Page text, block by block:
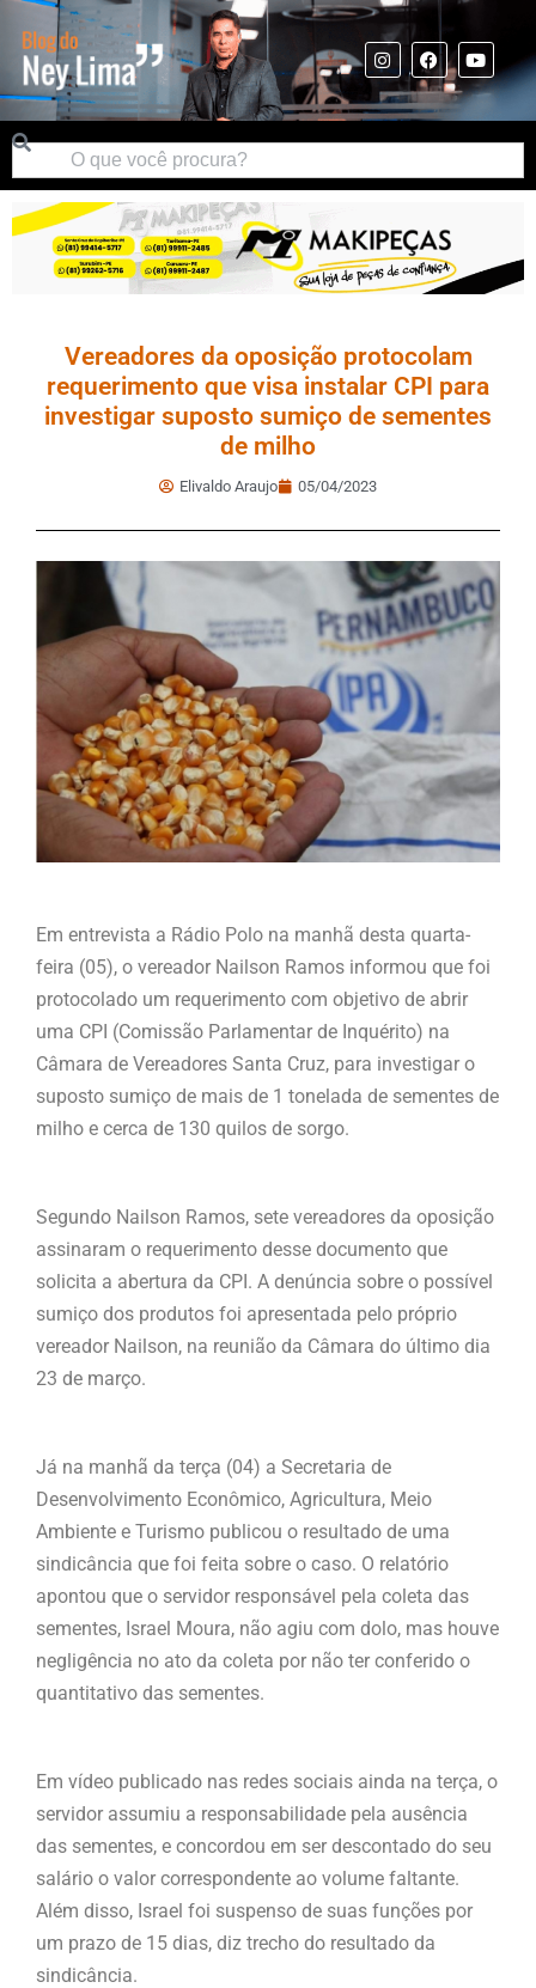
Vereadores da oposição protocolam
requerimento que visa instalar CPI para
investigar suposto sumiço de sementes
de milho
Elivaldo Araujo 05/04/2023
Em entrevista a Rádio Polo na manhã desta quarta-
feira (05), o vereador Nailson Ramos informou que foi
protocolado um requerimento com objetivo de abrir
uma CPI (Comissão Parlamentar de Inquérito) na
Câmara de Vereadores Santa Cruz, para investigar o
suposto sumiço de mais de 1 tonelada de sementes de
milho e cerca de 130 quilos de sorgo.
Segundo Nailson Ramos, sete vereadores da oposição
assinaram o requerimento desse documento que
solicita a abertura da CPI. A denúncia sobre o possível
sumiço dos produtos foi apresentada pelo próprio
vereador Nailson, na reunião da Câmara do último dia
23 de março.
Já na manhã da terça (04) a Secretaria de
Desenvolvimento Econômico, Agricultura, Meio
Ambiente e Turismo publicou o resultado de uma
sindicância que foi feita sobre o caso. O relatório
apontou que o servidor responsável pela coleta das
sementes, Israel Moura, não agiu com dolo, mas houve
negligência no ato da coleta por não ter conferido o
quantitativo das sementes.
Em vídeo publicado nas redes sociais ainda na terça, o
servidor assumiu a responsabilidade pela ausência
das sementes, e concordou em ser descontado do seu
salário o valor correspondente ao volume faltante.
Além disso, Israel foi suspenso de suas funções por
um prazo de 15 dias, diz trecho do resultado da
sindicância.